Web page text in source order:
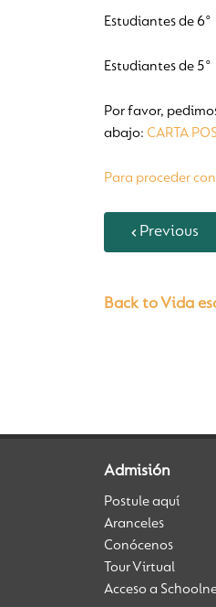
Estudiantes de
Estudiantes de
Por favor,
abajo: CARTA
Para proceder
Previous
Back to Vida
Admisión
Postule aquí
Aranceles
Conócenos
Tour Virtual
Acceso a